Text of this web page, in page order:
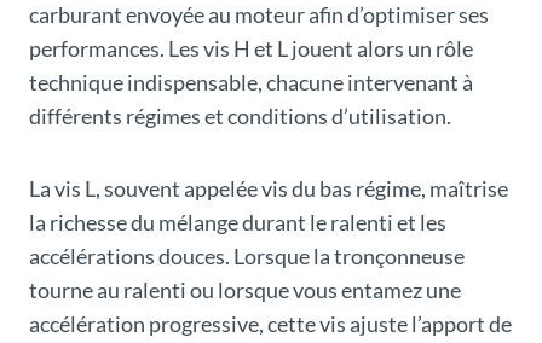
carburant envoyée au moteur afin d’optimiser ses
performances. Les vis H et L jouent alors un rôle
technique indispensable, chacune intervenant à
différents régimes et conditions d’utilisation.
La vis L, souvent appelée vis du bas régime, maîtrise
la richesse du mélange durant le ralenti et les
accélérations douces. Lorsque la tronçonneuse
tourne au ralenti ou lorsque vous entamez une
accélération progressive, cette vis ajuste l’apport de